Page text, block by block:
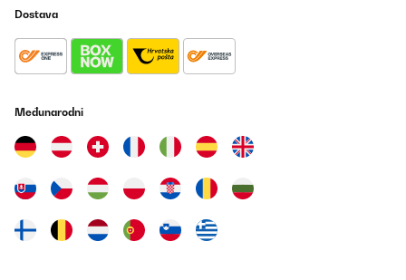
Dostava
Međunarodni